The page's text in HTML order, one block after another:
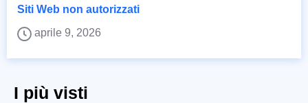
Siti Web non autorizzati
aprile 9, 2026
I più visti